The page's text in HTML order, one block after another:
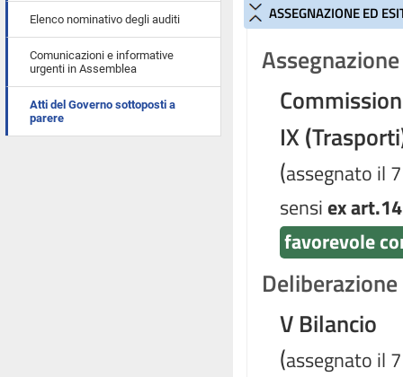
Elenco nominativo degli auditi
Comunicazioni e informative
urgenti in Assemblea
Atti del Governo sottoposti a
parere
ASSEGNAZIONE ED
IX
(assegnato il
sensiex
favorevole
V Bilancio
(assegnato il